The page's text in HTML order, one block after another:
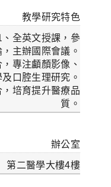
教學研究特色
、全英文授課，參
主辦國際會議。
專注顱顏影像、
口腔生理研究。
培育提升醫療品
質。
辦公室
第二醫學大樓4樓